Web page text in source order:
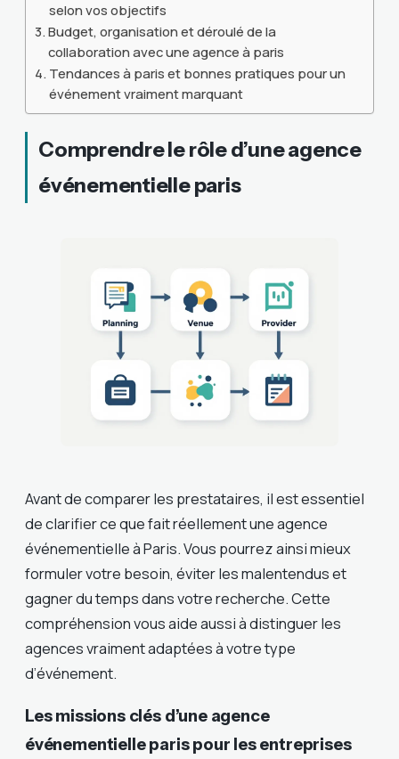
selon vos objectifs
Budget, organisation et déroulé de la
collaboration avec une agence à paris
Tendances à paris et bonnes pratiques pour un
événement vraiment marquant
Comprendre le rôle d’une agence
événementielle paris
Avant de comparer les prestataires, il est essentiel
de clarifier ce que fait réellement une agence
événementielle à Paris. Vous pourrez ainsi mieux
formuler votre besoin, éviter les malentendus et
gagner du temps dans votre recherche. Cette
compréhension vous aide aussi à distinguer les
agences vraiment adaptées à votre type
d’événement.
Les missions clés d’une agence
événementielle paris pour les entreprises